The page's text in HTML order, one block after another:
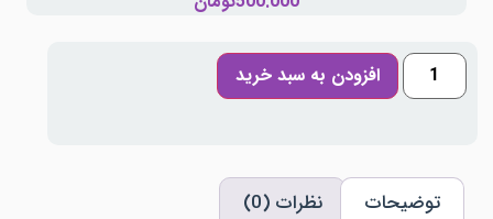
افزودن به سبد خرید
توضیحات نظرات (0)